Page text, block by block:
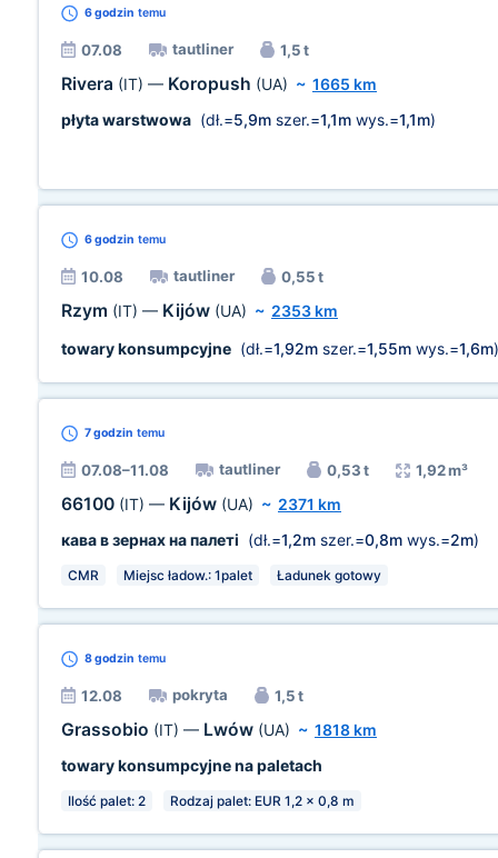
6 godzin temu
07.08 tautliner 1,5 t
Rivera (IT) — Koropush (UA) ~ 1665 km
płyta warstwowa (dł.=5,9m szer.=1,1m wys.=1,1m)
6 godzin temu
10.08 tautliner 0,55 t
Rzym (IT) — Kijów (UA) ~ 2353 km
towary konsumpcyjne (dł.=1,92m szer.=1,55m wys.=1,6m)
7 godzin temu
07.08–11.08 tautliner 0,53 t 1,92 m³
66100 (IT) — Kijów (UA) ~ 2371 km
кава в зернах на палеті (dł.=1,2m szer.=0,8m wys.=2m)
CMR Miejsc ładow.: 1palet Ładunek gotowy
8 godzin temu
12.08 pokryta 1,5 t
Grassobio (IT) — Lwów (UA) ~ 1818 km
towary konsumpcyjne na paletach
Ilość palet: 2 Rodzaj palet: EUR 1,2 x 0,8 m